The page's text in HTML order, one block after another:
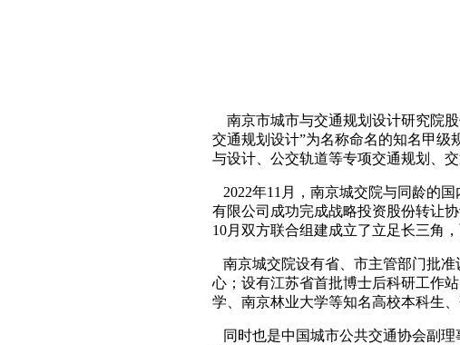
南京市城市与交通规划设计研究院股
交通规划设计”为名称命名的知名甲级
与设计、公交轨道等专项交通规划、
2022年11月，南京城交院与同龄的
有限公司成功完成战略投资股份转让
10月双方联合组建成立了立足长三角
南京城交院设有省、市主管部门批
心；设有江苏省首批博士后科研工作
学、南京林业大学等知名高校本科生
同时也是中国城市公共交通协会副